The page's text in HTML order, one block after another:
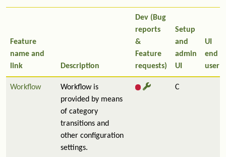
Feature
name and
link
Description
Dev (Bug
reports
&
Feature
requests)
Setup
and
admin
UI
UI
end
user
Workflow
Workflow is
provided by means
of category
transitions and
other configuration
settings.
C